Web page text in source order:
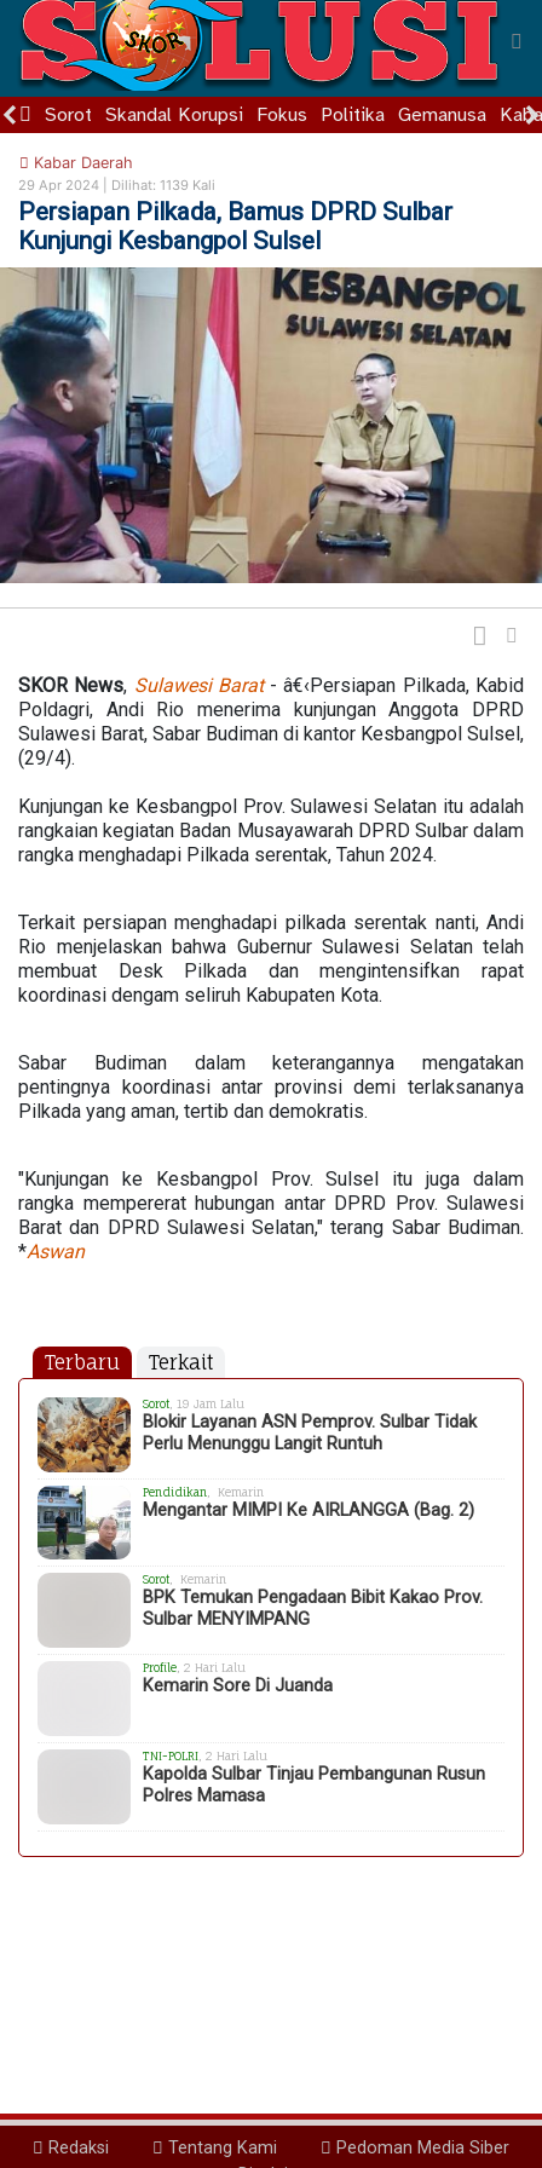
Sorot Skandal Korupsi Fokus Politika Gemanusa
Kabar Daerah
29 Apr 2024 | Dilihat: 1139 Kali
Persiapan Pilkada, Bamus DPRD Sulbar
Kunjungi Kesbangpol Sulsel
SKOR News, Sulawesi Barat- â€‹Persiapan Pilkada, Kabid
Poldagri, Andi Rio menerima kunjungan Anggota DPRD
Sulawesi Barat, Sabar Budiman di kantor Kesbangpol Sulsel,
(29/4).
Kunjungan ke Kesbangpol Prov. Sulawesi Selatan itu adalah
rangkaian kegiatan Badan Musayawarah DPRD Sulbar dalam
rangka menghadapi Pilkada serentak, Tahun 2024.
Terkait persiapan menghadapi pilkada serentak nanti, Andi
Rio menjelaskan bahwa Gubernur Sulawesi Selatan telah
membuat Desk Pilkada dan mengintensifkan rapat
koordinasi dengam seliruh Kabupaten Kota.
Sabar Budiman dalam keterangannya mengatakan
pentingnya koordinasi antar provinsi demi terlaksananya
Pilkada yang aman, tertib dan demokratis.
"Kunjungan ke Kesbangpol Prov. Sulsel itu juga dalam
rangka mempererat hubungan antar DPRD Prov. Sulawesi
Barat dan DPRD Sulawesi Selatan," terang Sabar Budiman.
*Aswan
Terbaru Terkait
Sorot , 19 Jam Lalu
Blokir Layanan ASN Pemprov. Sulbar Tidak
Perlu Menunggu Langit Runtuh
Pendidikan , Kemarin
Mengantar MIMPI Ke AIRLANGGA (Bag. 2)
Sorot, Kemarin
BPK Temukan Pengadaan Bibit Kakao Prov.
Sulbar MENYIMPANG
Profile , 2 Hari Lalu
Kemarin Sore Di Juanda
TNI-POLRI , 2 Hari Lalu
Kapolda Sulbar Tinjau Pembangunan Rusun
Polres Mamasa
Redaksi Tentang Kami
Pedoman Media Siber